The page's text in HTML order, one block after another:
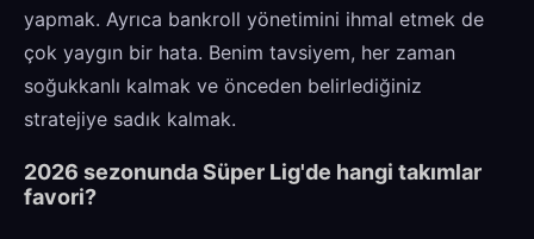
yapmak. Ayrıca bankroll yönetimini ihmal etmek de
çok yaygın bir hata. Benim tavsiyem, her zaman
soğukkanlı kalmak ve önceden belirlediğiniz
stratejiye sadık kalmak.
2026 sezonunda Süper Lig'de hangi takımlar
favori?